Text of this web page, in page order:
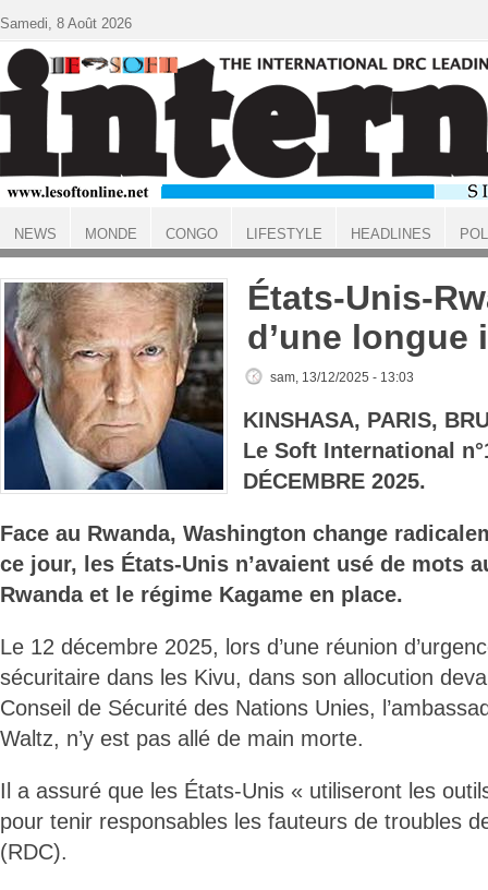
ACCUEIL
États-Unis-
d’une longue
sam, 13/12/2025 - 13:03
KINSHASA, PARIS,
Le Soft International
DÉCEMBRE 2025.
Face au Rwanda, Washington change
ce jour, les États-Unis n’avaient usé de mots
Rwanda et le régime Kagame en place.
Le 12 décembre 2025, lors d’une réunion
sécuritaire dans les Kivu, dans son allocution
Conseil de Sécurité des Nations Unies,
Waltz, n’y est pas allé de main morte.
Il a assuré que les États-Unis « utiliseront les
pour tenir responsables les fauteurs de troubles
(RDC).
Samedi, 8 Août 2026
NEWS MONDE CONGO LIFESTYLE HEADLINES